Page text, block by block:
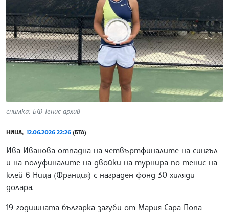
снимка: БФ Тенис архив
НИЦА, 12.06.2026 22:26 (БТА)
Ива Иванова отпадна на четвъртфиналите на сингъл
и на полуфиналите на двойки на турнира по тенис на
клей в Ница (Франция) с награден фонд 30 хиляди
долара.
19-годишната българка загуби от Мария Сара Попа